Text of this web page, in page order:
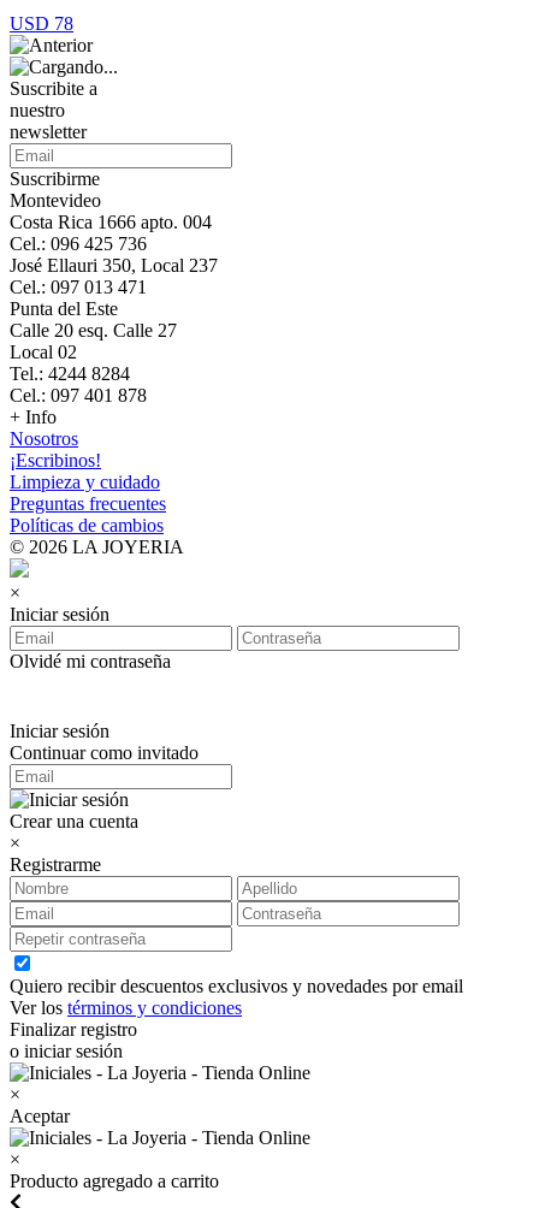
USD 78
Suscribite a
nuestro
newsletter
Suscribirme
Montevideo
Costa Rica 1666 apto. 004
Cel.: 096 425 736
José Ellauri 350, Local 237
Cel.: 097 013 471
Punta del Este
Calle 20 esq. Calle 27
Local 02
Tel.: 4244 8284
Cel.: 097 401 878
+ Info
Nosotros
¡Escribinos!
Limpieza y cuidado
Preguntas frecuentes
Políticas de cambios
© 2026 LA JOYERIA
×
Iniciar sesión
Olvidé mi contraseña
Iniciar sesión
Continuar como invitado
Crear una cuenta
×
Registrarme
Quiero recibir descuentos exclusivos y novedades por email
Ver los términos y condiciones
Finalizar registro
o iniciar sesión
×
Aceptar
×
Producto agregado a carrito